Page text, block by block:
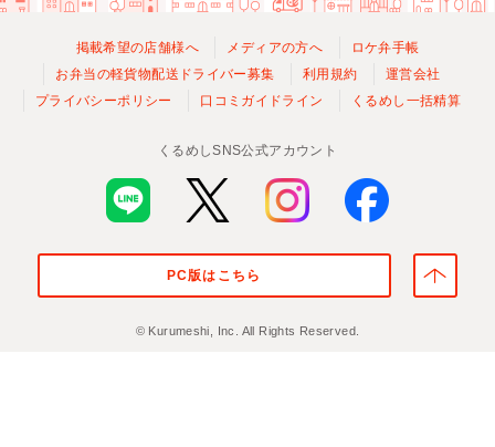
掲載希望の店舗様へ メディアの方へ
ロケ弁手帳
お弁当の軽貨物配送ドライバー募集
利用規約
運営会社
プライバシーポリシー
口コミガイドライン くるめし一括精算
くるめしSNS公式アカウント
PC版はこちら
© Kurumeshi, Inc. All Rights Reserved.